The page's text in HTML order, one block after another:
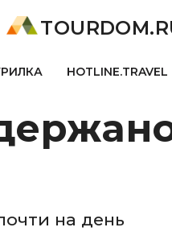
HOTLINE.TRAVEL
на день